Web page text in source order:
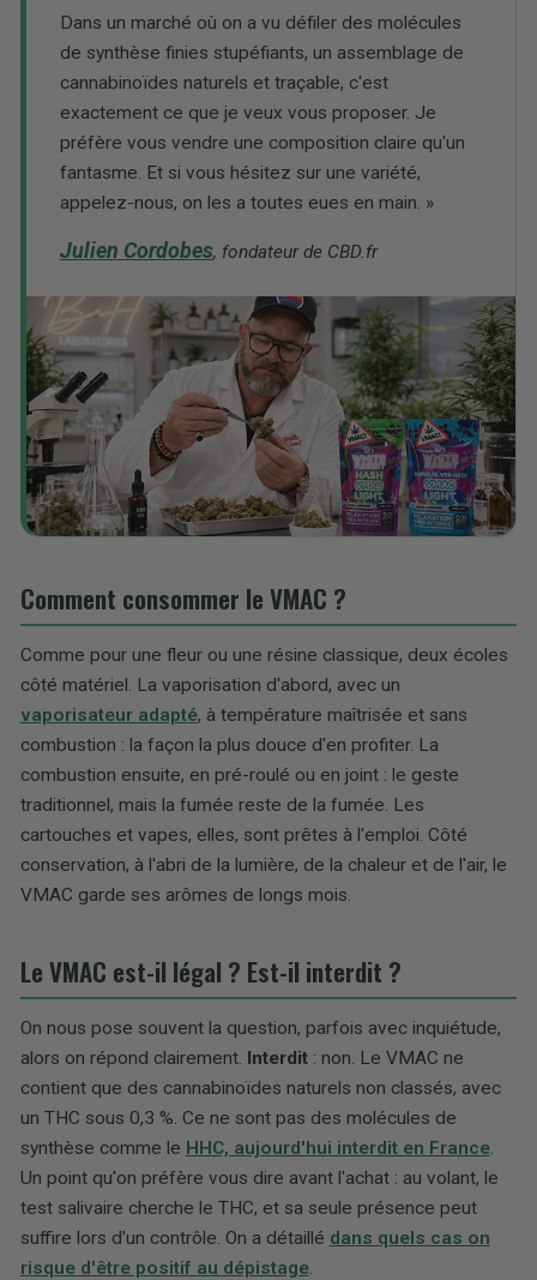
Dans un marché où on a vu défiler des molécules
de synthèse finies stupéfiants, un assemblage de
cannabinoïdes naturels et traçable, c'est
exactement ce que je veux vous proposer. Je
préfère vous vendre une composition claire qu'un
fantasme. Et si vous hésitez sur une variété,
appelez-nous, on les a toutes eues en main. »
Julien Cordobes, fondateur de CBD.fr
Comment consommer le VMAC ?
Comme pour une fleur ou une résine classique, deux écoles
côté matériel. La vaporisation d'abord, avec un
vaporisateur adapté, à température maîtrisée et sans
combustion : la façon la plus douce d'en profiter. La
combustion ensuite, en pré-roulé ou en joint : le geste
traditionnel, mais la fumée reste de la fumée. Les
cartouches et vapes, elles, sont prêtes à l'emploi. Côté
conservation, à l'abri de la lumière, de la chaleur et de l'air, le
VMAC garde ses arômes de longs mois.
Le VMAC est-il légal ? Est-il interdit ?
On nous pose souvent la question, parfois avec inquiétude,
alors on répond clairement. Interdit: non. Le VMAC ne
contient que des cannabinoïdes naturels non classés, avec
un THC sous 0,3 %. Ce ne sont pas des molécules de
synthèse comme le HHC, aujourd'hui interdit en France.
Un point qu'on préfère vous dire avant l'achat : au volant, le
test salivaire cherche le THC, et sa seule présence peut
suffire lors d'un contrôle. On a détaillé dans quels cas on
risque d'être positif au dépistage.